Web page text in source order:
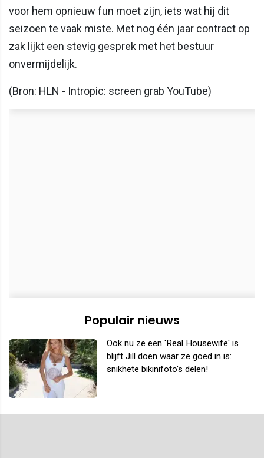
voor hem opnieuw fun moet zijn, iets wat hij dit
seizoen te vaak miste. Met nog één jaar contract op
zak lijkt een stevig gesprek met het bestuur
onvermijdelijk.
(Bron: HLN - Intropic: screen grab YouTube)
Populair nieuws
Ook nu ze een 'Real Housewife' is
blijft Jill doen waar ze goed in is:
snikhete bikinifoto's delen!